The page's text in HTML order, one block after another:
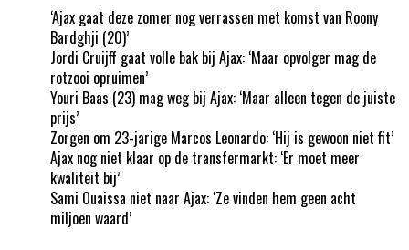
‘Ajax gaat deze zomer nog verrassen met komst van Roony
Bardghji (20)’
Jordi Cruijff gaat volle bak bij Ajax: ‘Maar opvolger mag de
rotzooi opruimen’
Youri Baas (23) mag weg bij Ajax: ‘Maar alleen tegen de juiste
prijs’
Zorgen om 23-jarige Marcos Leonardo: ‘Hij is gewoon niet fit’
Ajax nog niet klaar op de transfermarkt: ‘Er moet meer
kwaliteit bij’
Sami Ouaissa niet naar Ajax: ‘Ze vinden hem geen acht
miljoen waard’